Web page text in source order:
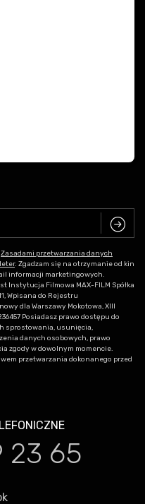
C
Zasadami przetwarzania danych
. Zgadzam się na otrzymanie od kin
informacji marketingowych.
Instytucja Filmowa MAX-FILM Spółka
Wpisana do Rejestru
dla Warszawy Mokotowa, XIII
Posiadasz prawo dostępu do
sprostowania, usunięcia,
danych osobowych, prawo
zgody w dowolnym momencie.
przetwarzania dokonanego przed
23 65